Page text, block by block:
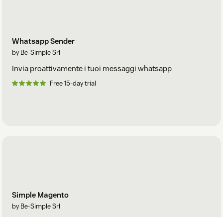
Whatsapp Sender
by Be-Simple Srl
Invia proattivamente i tuoi messaggi whatsapp
Free 15-day trial
Simple Magento
by Be-Simple Srl